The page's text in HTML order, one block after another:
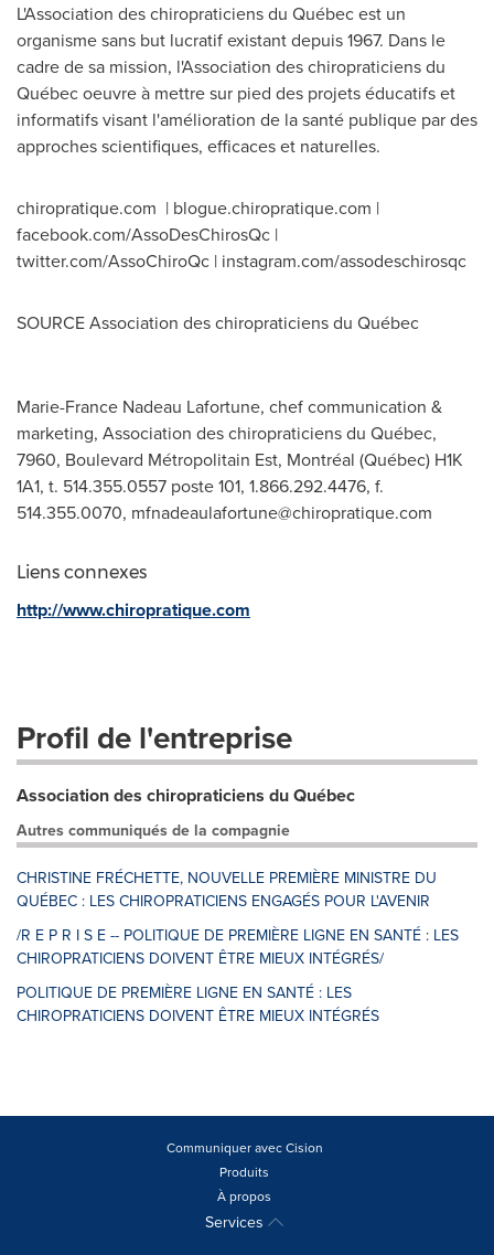
L'Association des chiropraticiens du Québec est un
organisme sans but lucratif existant depuis 1967. Dans le
cadre de sa mission, l'Association des chiropraticiens du
Québec oeuvre à mettre sur pied des projets éducatifs et
informatifs visant l'amélioration de la santé publique par des
approches scientifiques, efficaces et naturelles.
chiropratique.com | blogue.chiropratique.com |
facebook.com/AssoDesChirosQc |
twitter.com/AssoChiroQc | instagram.com/assodeschirosqc
SOURCE Association des chiropraticiens du Québec
Marie-France Nadeau Lafortune, chef communication &
marketing, Association des chiropraticiens du Québec,
7960, Boulevard Métropolitain Est, Montréal (Québec) H1K
1A1, t. 514.355.0557 poste 101, 1.866.292.4476, f.
514.355.0070, mfnadeaulafortune@chiropratique.com
Liens connexes
http://www.chiropratique.com
Profil de l'entreprise
Association des chiropraticiens du Québec
Autres communiqués de la compagnie
CHRISTINE FRÉCHETTE, NOUVELLE PREMIÈRE MINISTRE DU
QUÉBEC : LES CHIROPRATICIENS ENGAGÉS POUR L'AVENIR
/R E P R I S E -- POLITIQUE DE PREMIÈRE LIGNE EN SANTÉ : LES
CHIROPRATICIENS DOIVENT ÊTRE MIEUX INTÉGRÉS/
POLITIQUE DE PREMIÈRE LIGNE EN SANTÉ : LES
CHIROPRATICIENS DOIVENT ÊTRE MIEUX INTÉGRÉS
Communiquer avec Cision
Produits
À propos
Services